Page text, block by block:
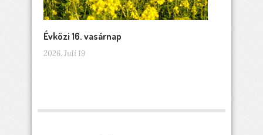
Évközi 16. vasárnap
2026. Juli 19